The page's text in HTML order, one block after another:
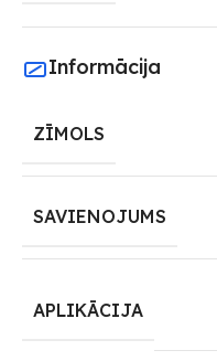
Informācija
ZĪMOLS
SAVIENOJUMS
APLIKĀCIJA